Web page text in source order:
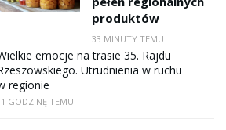
produktów
33 MINUTY TEMU
emocje na trasie 35. Rajdu
Utrudnienia w ruchu
regionie
1 GODZINĘ TEMU